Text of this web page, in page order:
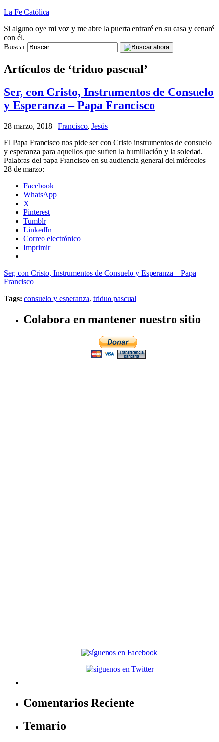
La Fe Católica
Si alguno oye mi voz y me abre la puerta entraré en su casa y cenaré
con él.
Buscar
Artículos de ‘triduo pascual’
Ser, con Cristo, Instrumentos de Consuelo
y Esperanza – Papa Francisco
28 marzo, 2018 | Francisco, Jesús
El Papa Francisco nos pide ser con Cristo instrumentos de consuelo
y esperanza para aquellos que sufren la humillación y la soledad.
Palabras del papa Francisco en su audiencia general del miércoles
28 de marzo:
Facebook
WhatsApp
X
Pinterest
Tumblr
LinkedIn
Correo electrónico
Imprimir
Ser, con Cristo, Instrumentos de Consuelo y Esperanza – Papa
Francisco
Tags: consuelo y esperanza, triduo pascual
Colabora en mantener nuestro sitio
Comentarios Reciente
Temario